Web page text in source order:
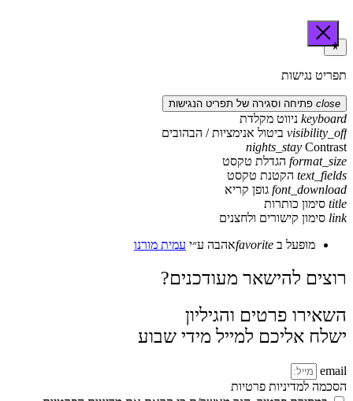
תפריט נגישות
close פתיחה וסגירה של תפריט הנגישות
keyboard ניווט מקלדת
visibility_off ביטול אנימציות / הבהובים
nights_stay Contrast
format_size הגדלת טקסט
text_fields הקטנת טקסט
font_download גופן קריא
title סימון כותרות
link סימון קישורים ולחצנים
מופעל ב favoriteאהבה ע״י עמית מורנו
רוצים להישאר מעודכנים?
השאירו פרטים והגיליון
ישלח אליכם למייל מידי שבוע
email
הסכמה למדיניות פרטיות